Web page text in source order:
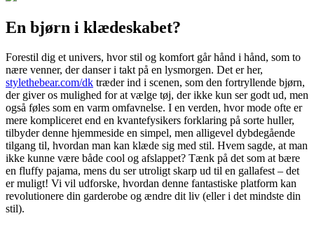
En bjørn i klædeskabet?
Forestil dig et univers, hvor stil og komfort går hånd i hånd, som to
nære venner, der danser i takt på en lysmorgen. Det er her,
stylethebear.com/dk træder ind i scenen, som den fortryllende bjørn,
der giver os mulighed for at vælge tøj, der ikke kun ser godt ud, men
også føles som en varm omfavnelse. I en verden, hvor mode ofte er
mere kompliceret end en kvantefysikers forklaring på sorte huller,
tilbyder denne hjemmeside en simpel, men alligevel dybdegående
tilgang til, hvordan man kan klæde sig med stil. Hvem sagde, at man
ikke kunne være både cool og afslappet? Tænk på det som at bære
en fluffy pajama, mens du ser utroligt skarp ud til en gallafest – det
er muligt! Vi vil udforske, hvordan denne fantastiske platform kan
revolutionere din garderobe og ændre dit liv (eller i det mindste din
stil).